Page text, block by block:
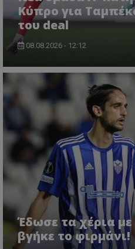
Κύπρο για
του deal
08.08.2026 - 12:12
Έδωσε τα χέρια
βγήκε το φιρμάνι!